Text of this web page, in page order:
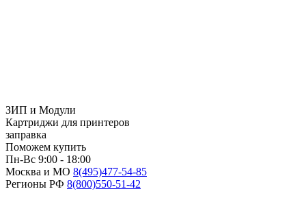
ЗИП и Модули
Картриджи для принтеров
заправка
Поможем купить
Пн-Вс 9:00 - 18:00
Москва и МО 8(495)477-54-85
Регионы РФ 8(800)550-51-42